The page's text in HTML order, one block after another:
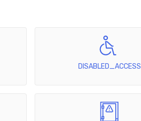
DISABLED_ACCESS